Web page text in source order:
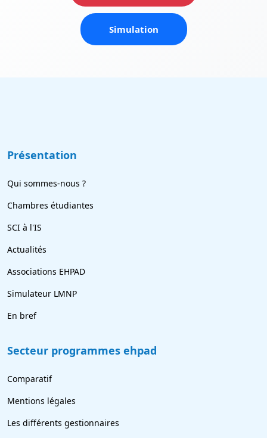
Simulation
Présentation
Qui sommes-nous ?
Chambres étudiantes
SCI à l'IS
Actualités
Associations EHPAD
Simulateur LMNP
En bref
Secteur programmes ehpad
Comparatif
Mentions légales
Les différents gestionnaires